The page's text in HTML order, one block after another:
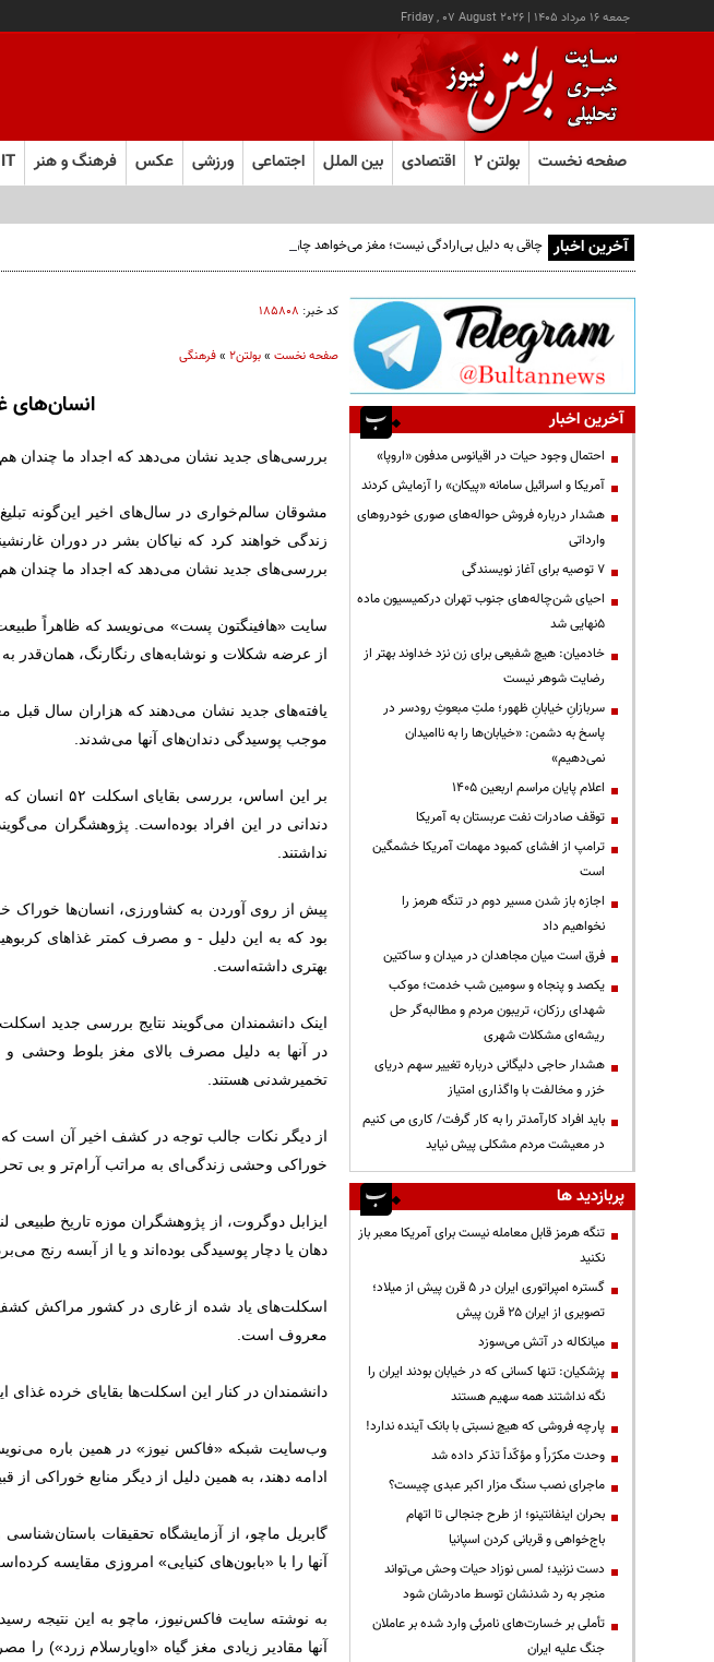
جمعه ۱۶ مرداد ۱۴۰۵ |
Friday , 07 August 2026
صفحه نخست بولتن ۲ اقتصادی بین الملل اجتماعی ورزشی عکس فرهنگ و هنر IT
آخرین اخبار چاقی به دلیل بی‌ارادگی نیست؛ مغز می‌خواهد چاق بمانیم!
کد خبر: ۱۸۵۸۰۸
صفحه نخست»بولتن2 »فرهنگی
انسان‌های
بررسی‌های جدید نشان می‌دهد که اجداد ما چندان هم
مشوقان سالم‌خواری در سال‌های اخیر این‌گونه
زندگی خواهند کرد که نیاکان بشر در دوران
بررسی‌های جدید نشان می‌دهد که اجداد ما چندان هم
سایت «هافینگتون پست» می‌نویسد که ظاهراً
از عرضه شکلات و نوشابه‌های رنگارنگ، همان‌قدر به
یافته‌های جدید نشان می‌دهند که هزاران سال قبل
موجب پوسیدگی دندان‌های آنها می‌شدند.
دندانی در این افراد بوده‌است. پژوهشگران
نداشتند.
پیش از روی آوردن به کشاورزی، انسان‌ها خوراک
بود که به این دلیل - و مصرف کمتر غذاهای
بهتری داشته‌است.
در آنها به دلیل مصرف بالای مغز بلوط وحشی و
تخمیرشدنی هستند.
از دیگر نکات جالب توجه در کشف اخیر آن است که
خوراکی وحشی زندگی‌ای به مراتب آرام‌تر و بی
ایزابل دوگروت، از پژوهشگران موزه تاریخ طبیعی
دهان یا دچار پوسیدگی بوده‌اند و یا از آبسه رنج
اسکلت‌های یاد شده از غاری در کشور مراکش کشف
معروف است.
دانشمندان در کنار این اسکلت‌ها بقایای خرده غذای
وب‌سایت شبکه «فاکس نیوز» در همین باره
ادامه دهند، به همین دلیل از دیگر منابع خوراکی از
گابریل ماچو، از آزمایشگاه تحقیقات
آنها را با «بابون‌های کنیایی» امروزی مقایسه
به نوشته سایت فاکس‌نیوز، ماچو به این نتیجه
آنها مقادیر زیادی مغز گیاه «اویارسلام زرد»)
آخرین اخبار
احتمال وجود حیات در اقیانوس مدفون «اروپا»
آمریکا و اسرائیل سامانه «پیکان» را آزمایش کردند
هشدار درباره فروش حواله‌های صوری خودروهای
وارداتی
۷ توصیه برای آغاز نویسندگی
احیای شن‌چاله‌های جنوب تهران درکمیسیون ماده
۵نهایی شد
خادمیان: هیچ شفیعی برای زن نزد خداوند بهتر از
رضایت شوهر نیست
سربازانِ خیابانِ ظهور؛ ملتِ مبعوثِ رودسر در
پاسخ به دشمن: «خیابان‌ها را به ناامیدان
نمی‌دهیم»
اعلام پایان مراسم اربعین ۱۴۰۵
توقف صادرات نفت عربستان به آمریکا
ترامپ از افشای کمبود مهمات آمریکا خشمگین
است
اجازه باز شدن مسیر دوم در تنگه هرمز را
نخواهیم داد
فرق است میان مجاهدان در میدان و ساکتین
یکصد و پنجاه و سومین شب خدمت؛ موکب
شهدای رزکان، تریبون مردم و مطالبه‌گر حل
ریشه‌ای مشکلات شهری
هشدار حاجی دلیگانی درباره تغییر سهم دریای
خزر و مخالفت با واگذاری امتیاز
باید افراد کارآمدتر را به کار گرفت/ کاری می کنیم
در معیشت مردم مشکلی پیش نیاید
پربازدید ها
تنگه هرمز قابل معامله نیست برای آمریکا معبر باز
نکنید
گستره امپراتوری ایران در ۵ قرن پیش از میلاد؛
تصویری از ایران ۲۵ قرن پیش
میانکاله در آتش می‌سوزد
پزشکیان: تنها کسانی که در خیابان بودند ایران را
نگه نداشتند همه سهیم هستند
پارچه فروشی که هیچ نسبتی با بانک آینده ندارد!
وحدت مکرّراً و مؤکّداً تذکر داده شد
ماجرای نصب سنگ مزار اکبر عبدی چیست؟
بحران اینفانتینو؛ از طرح جنجالی تا اتهام
باج‌خواهی و قربانی کردن اسپانیا
دست نزنید؛ لمس نوزاد حیات وحش می‌تواند
منجر به رد شدنشان توسط مادرشان شود
تأملی بر خسارت‌های نامرئی وارد شده بر عاملان
جنگ علیه ایران